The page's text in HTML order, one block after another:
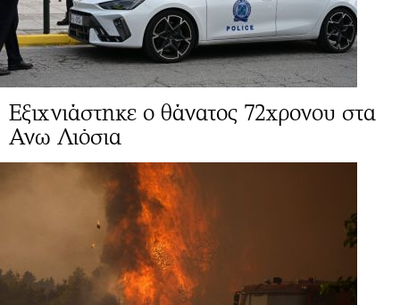
Εξιχνιάστηκε ο θάνατος 72χρονου στα
Ανω Λιόσια